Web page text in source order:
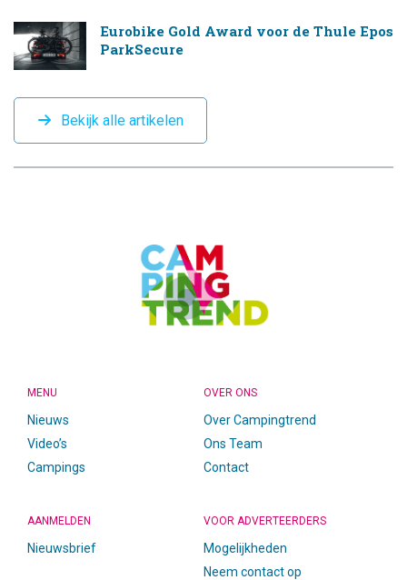
Eurobike Gold Award voor de Thule Epos
ParkSecure
Bekijk alle artikelen
MENU
Nieuws
Video’s
Campings
OVER ONS
Over Campingtrend
Ons Team
Contact
AANMELDEN
Nieuwsbrief
VOOR ADVERTEERDERS
Mogelijkheden
Neem contact op